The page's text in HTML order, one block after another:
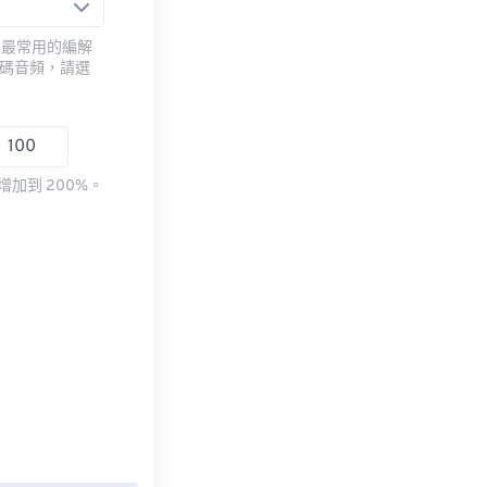
常用的編解
音頻，請選
加到 200%。